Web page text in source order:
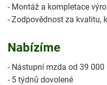
- Montáž a kompletace
- Zodpovědnost za kvalitu,
Nabízíme
- Nástupní mzda od 39 000
- 5 týdnů dovolené